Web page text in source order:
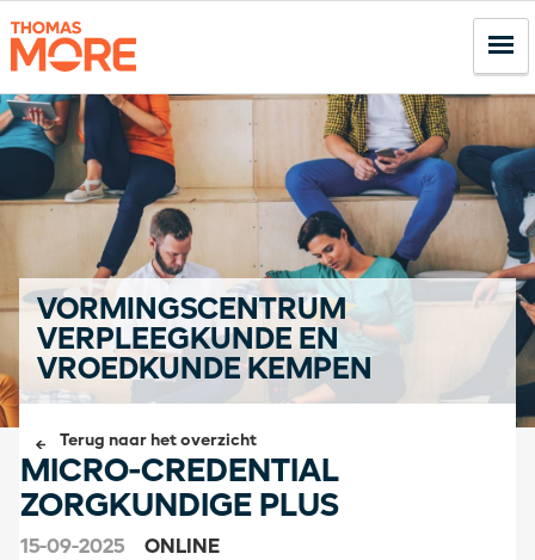
VORMINGSCENTRUM
VERPLEEGKUNDE EN
VROEDKUNDE KEMPEN
Terug naar het overzicht
MICRO-CREDENTIAL
ZORGKUNDIGE PLUS
15-09-2025 ONLINE